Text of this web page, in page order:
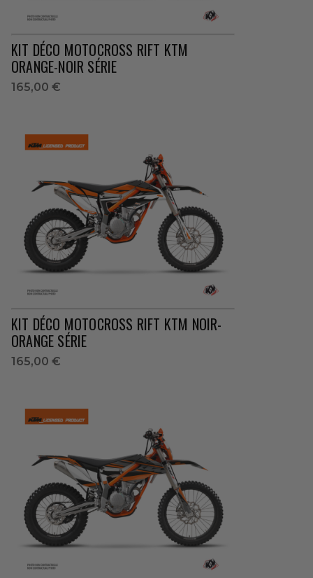
KIT DÉCO MOTOCROSS RIFT KTM
ORANGE-NOIR SÉRIE
165,00 €
KIT DÉCO MOTOCROSS RIFT KTM NOIR-
ORANGE SÉRIE
165,00 €